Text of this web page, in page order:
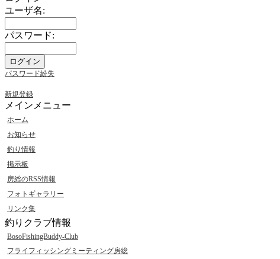
ユーザ名:
パスワード:
パスワード紛失
新規登録
メインメニュー
ホーム
お知らせ
釣り情報
掲示板
房総のRSS情報
フォトギャラリー
リンク集
釣りクラブ情報
BosoFishingBuddy-Club
フライフィッシングミーティング房総